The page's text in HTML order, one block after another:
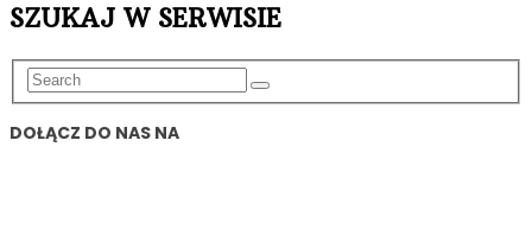
SZUKAJ W SERWISIE
DOŁĄCZ DO NAS NA